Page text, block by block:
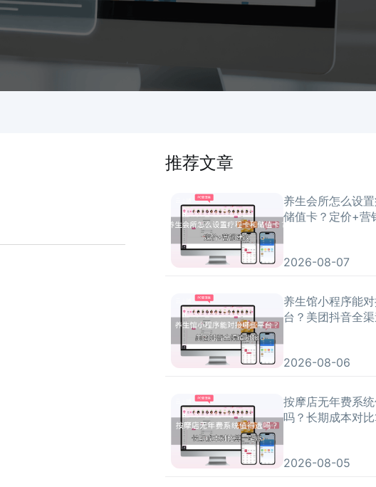
推荐文章
养生会所怎么设
储值卡？定价+营
2026-08-07
养生馆小程序能
台？美团抖音全
2026-08-06
按摩店无年费系
吗？长期成本对
2026-08-05